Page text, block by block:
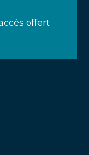
offert